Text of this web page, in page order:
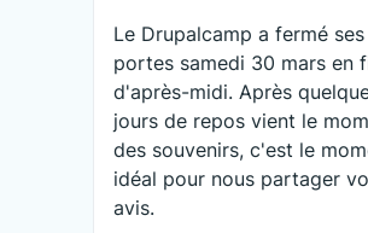
Le Drupalcamp a fermé ses
portes samedi 30 mars en
d'après-midi. Après
jours de repos vient le
des souvenirs, c'est le
idéal pour nous partager
avis.